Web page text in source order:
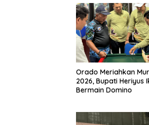
Orado Meriahkan
2026, Bupati Heriyus
Bermain Domino